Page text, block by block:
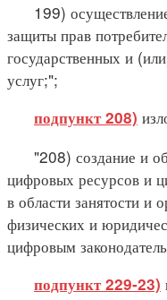
199) осуществление
защиты прав
государственных и
услуг;";
подпункт 208)
"208) создание и
цифровых ресурсов и
в области занятости и
физических и
цифровым
подпункт 229-23)